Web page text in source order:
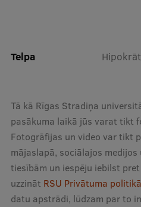
Starptautiskie sadarbības
EURAXESS RSU
EATRIS koordinators
Telpa
Tā kā Rīgas Stradiņa
pasākuma laikā jūs varat tikt
Fotogrāfijas un video var tikt
mājaslapā, sociālajos
tiesībām un iespēju iebilst
uzzināt RSU Privātuma politikā
datu apstrādi, lūdzam par to